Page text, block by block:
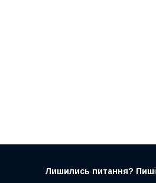
Лишились питання? Пиші